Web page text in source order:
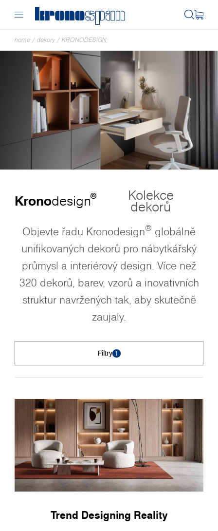
home / dekory / KRONODESIGN
Kronodesign® Kolekce
dekorů
Objevte řadu Kronodesign® globálně
unifikovaných dekorů pro nábytkářský
průmysl a interiérový design. Více než
320 dekorů, barev, vzorů a inovativních
struktur navržených tak, aby skutečně
zaujaly.
Filtry 1
Trend Designing Reality